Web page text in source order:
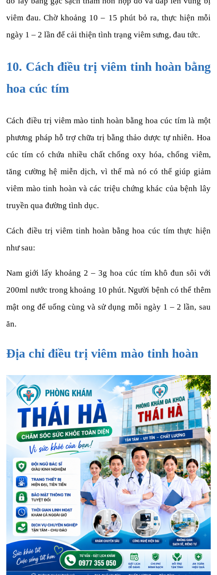
viêm đau. Chờ khoảng 10 – 15 phút bỏ ra, thực hiện mỗi
ngày 1 – 2 lần để cải thiện tình trạng viêm sưng, đau tức.
10. Cách điều trị viêm tinh hoàn bằng
hoa cúc tím
Cách điều trị viêm mào tinh hoàn bằng hoa cúc tím là một
phương pháp hỗ trợ chữa trị bằng thảo dược tự nhiên. Hoa
cúc tím có chứa nhiều chất chống oxy hóa, chống viêm,
tăng cường hệ miễn dịch, vì thế mà nó có thể giúp giảm
viêm mào tinh hoàn và các triệu chứng khác của bệnh lây
truyền qua đường tình dục.
Cách điều trị viêm tinh hoàn bằng hoa cúc tím thực hiện
như sau:
Nam giới lấy khoảng 2 – 3g hoa cúc tím khô đun sôi với
200ml nước trong khoảng 10 phút. Người bệnh có thể thêm
mật ong để uống cùng và sử dụng mỗi ngày 1 – 2 lần, sau
ăn.
Địa chỉ điều trị viêm mào tinh hoàn